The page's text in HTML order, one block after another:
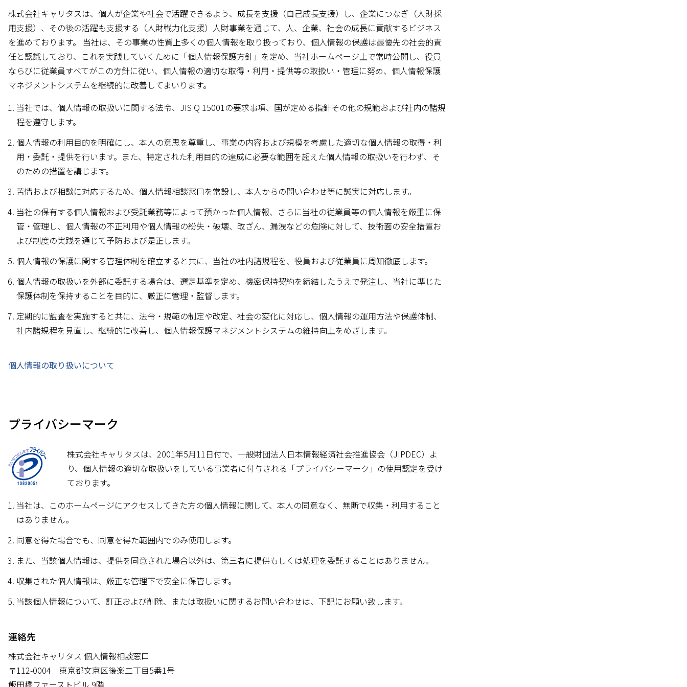
株式会社キャリタスは、個人が企業や社会で活躍できるよう、成長を支援（自己成長支援）し、企業につなぎ（人財採
用支援）、その後の活躍も支援する（人財戦力化支援）人財事業を通じて、人、企業、社会の成長に貢献するビジネス
を進めております。 当社は、その事業の性質上多くの個人情報を取り扱っており、個人情報の保護は最優先の社会的責
任と認識しており、これを実践していくために「個人情報保護方針」を定め、当社ホームページ上で常時公開し、役員
ならびに従業員すべてがこの方針に従い、個人情報の適切な取得・利用・提供等の取扱い・管理に努め、個人情報保護
マネジメントシステムを継続的に改善してまいります。
当社では、個人情報の取扱いに関する法令、JIS Q 15001の要求事項、国が定める指針その他の規範および社内の諸規
程を遵守します。
個人情報の利用目的を明確にし、本人の意思を尊重し、事業の内容および規模を考慮した適切な個人情報の取得・利
用・委託・提供を行います。また、特定された利用目的の達成に必要な範囲を超えた個人情報の取扱いを行わず、そ
のための措置を講じます。
苦情および相談に対応するため、個人情報相談窓口を常設し、本人からの問い合わせ等に誠実に対応します。
当社の保有する個人情報および受託業務等によって預かった個人情報、さらに当社の従業員等の個人情報を厳重に保
管・管理し、個人情報の不正利用や個人情報の紛失・破壊、改ざん、漏洩などの危険に対して、技術面の安全措置お
よび制度の実践を通じて予防および是正します。
個人情報の保護に関する管理体制を確立すると共に、当社の社内諸規程を、役員および従業員に周知徹底します。
個人情報の取扱いを外部に委託する場合は、選定基準を定め、機密保持契約を締結したうえで発注し、当社に準じた
保護体制を保持することを目的に、厳正に管理・監督します。
定期的に監査を実施すると共に、法令・規範の制定や改定、社会の変化に対応し、個人情報の運用方法や保護体制、
社内諸規程を見直し、継続的に改善し、個人情報保護マネジメントシステムの維持向上をめざします。
個人情報の取り扱いについて
プライバシーマーク
株式会社キャリタスは、2001年5月11日付で、一般財団法人日本情報経済社会推進協会（JIPDEC）よ
り、個人情報の適切な取扱いをしている事業者に付与される「プライバシーマーク」の使用認定を受け
ております。
当社は、このホームページにアクセスしてきた方の個人情報に関して、本人の同意なく、無断で収集・利用すること
はありません。
同意を得た場合でも、同意を得た範囲内でのみ使用します。
また、当該個人情報は、提供を同意された場合以外は、第三者に提供もしくは処理を委託することはありません。
収集された個人情報は、厳正な管理下で安全に保管します。
当該個人情報について、訂正および削除、または取扱いに関するお問い合わせは、下記にお願い致します。
連絡先
株式会社キャリタス 個人情報相談窓口
〒112-0004 東京都文京区後楽二丁目5番1号
飯田橋ファーストビル 9階